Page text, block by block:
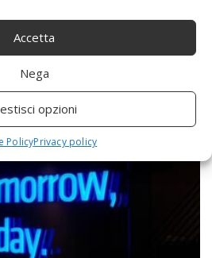
Accetta
Nega
opzioni
PolicyPrivacy policy
per i giochi di carte